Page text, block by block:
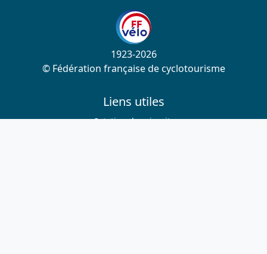
1923-2026
© Fédération française de cyclotourisme
Liens utiles
Cotation des circuits